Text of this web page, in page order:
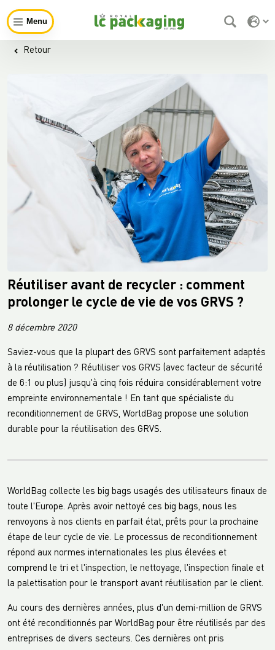
Menu
Retour
Réutiliser avant de recycler : comment
prolonger le cycle de vie de vos GRVS ?
8 décembre 2020
Saviez-vous que la plupart des GRVS sont parfaitement adaptés
à la réutilisation ? Réutiliser vos GRVS (avec facteur de sécurité
de 6:1 ou plus) jusqu'à cinq fois réduira considérablement votre
empreinte environnementale ! En tant que spécialiste du
reconditionnement de GRVS, WorldBag propose une solution
durable pour la réutilisation des GRVS.
WorldBag collecte les big bags usagés des utilisateurs finaux de
toute l'Europe. Après avoir nettoyé ces big bags, nous les
renvoyons à nos clients en parfait état, prêts pour la prochaine
étape de leur cycle de vie. Le processus de reconditionnement
répond aux normes internationales les plus élevées et
comprend le tri et l'inspection, le nettoyage, l'inspection finale et
la palettisation pour le transport avant réutilisation par le client.
Au cours des dernières années, plus d'un demi-million de GRVS
ont été reconditionnés par WorldBag pour être réutilisés par des
entreprises de divers secteurs. Ces dernières ont pris